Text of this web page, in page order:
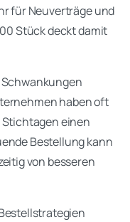
für Neuverträge und
Stück deckt damit
haben oft
einen
Bestellung kann
von besseren